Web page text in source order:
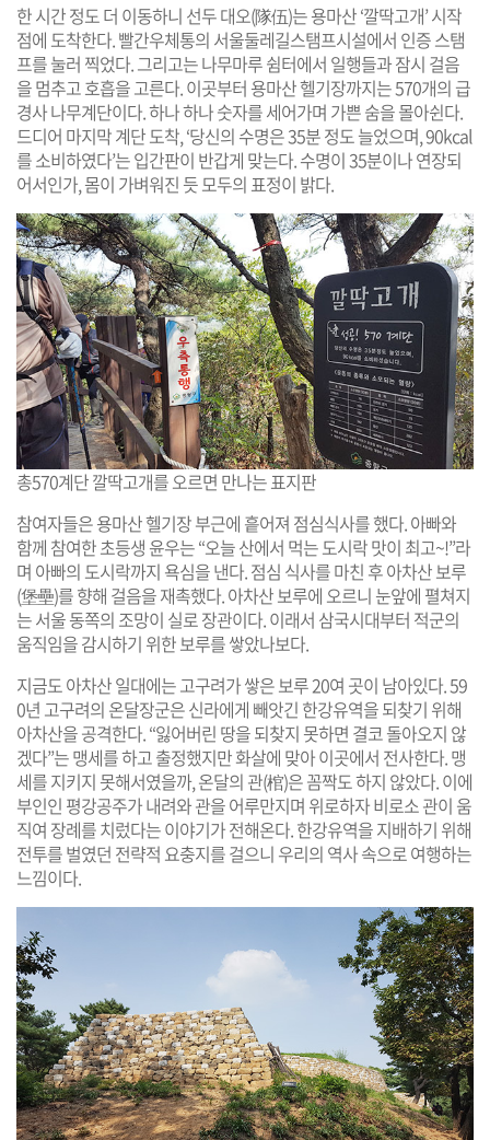
한 시간 정도 더 이동하니 선두 대오(隊伍)는 용마산 ‘깔딱고개’ 시작
점에 도착한다. 빨간우체통의 서울둘레길스탬프시설에서 인증 스탬
프를 눌러 찍었다. 그리고는 나무마루 쉼터에서 일행들과 잠시 걸음
을 멈추고 호흡을 고른다. 이곳부터 용마산 헬기장까지는 570개의 급
경사 나무계단이다. 하나 하나 숫자를 세어가며 가쁜 숨을 몰아쉰다.
드디어 마지막 계단 도착, ‘당신의 수명은 35분 정도 늘었으며, 90kcal
를 소비하였다’는 입간판이 반갑게 맞는다. 수명이 35분이나 연장되
어서인가, 몸이 가벼워진 듯 모두의 표정이 밝다.
총570계단 깔딱고개를 오르면 만나는 표지판
참여자들은 용마산 헬기장 부근에 흩어져 점심식사를 했다. 아빠와
함께 참여한 초등생 윤우는 “오늘 산에서 먹는 도시락 맛이 최고~!”라
며 아빠의 도시락까지 욕심을 낸다. 점심 식사를 마친 후 아차산 보루
(堡壘)를 향해 걸음을 재촉했다. 아차산 보루에 오르니 눈앞에 펼쳐지
는 서울 동쪽의 조망이 실로 장관이다. 이래서 삼국시대부터 적군의
움직임을 감시하기 위한 보루를 쌓았나보다.
지금도 아차산 일대에는 고구려가 쌓은 보루 20여 곳이 남아있다. 59
0년 고구려의 온달장군은 신라에게 빼앗긴 한강유역을 되찾기 위해
아차산을 공격한다. “잃어버린 땅을 되찾지 못하면 결코 돌아오지 않
겠다”는 맹세를 하고 출정했지만 화살에 맞아 이곳에서 전사한다. 맹
세를 지키지 못해서였을까, 온달의 관(棺)은 꼼짝도 하지 않았다. 이에
부인인 평강공주가 내려와 관을 어루만지며 위로하자 비로소 관이 움
직여 장례를 치렀다는 이야기가 전해온다. 한강유역을 지배하기 위해
전투를 벌였던 전략적 요충지를 걸으니 우리의 역사 속으로 여행하는
느낌이다.